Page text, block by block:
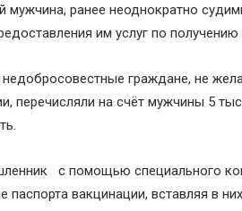
мужчина, ранее неоднократно
им услуг по
граждане, не
перечисляли на счёт мужчины 5
с помощью специального
паспорта вакцинации, вставляя в